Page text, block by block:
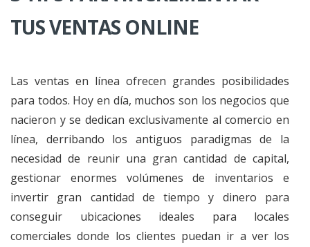
TUS VENTAS ONLINE
Las ventas en línea ofrecen grandes posibilidades
para todos. Hoy en día, muchos son los negocios que
nacieron y se dedican exclusivamente al comercio en
línea, derribando los antiguos paradigmas de la
necesidad de reunir una gran cantidad de capital,
gestionar enormes volúmenes de inventarios e
invertir gran cantidad de tiempo y dinero para
conseguir ubicaciones ideales para locales
comerciales donde los clientes puedan ir a ver los